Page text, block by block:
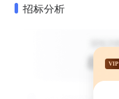
招标分析
VIP